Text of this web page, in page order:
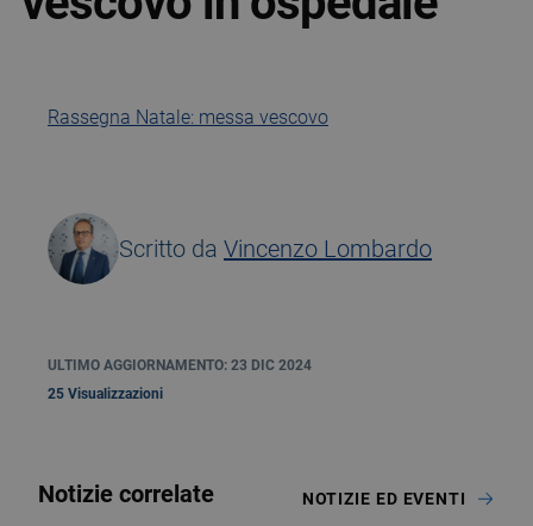
Rassegna Natale: messa vescovo
Scritto da Vincenzo Lombardo
ULTIMO AGGIORNAMENTO: 23 DIC 2024
25 Visualizzazioni
Notizie correlate NOTIZIE ED EVENTI